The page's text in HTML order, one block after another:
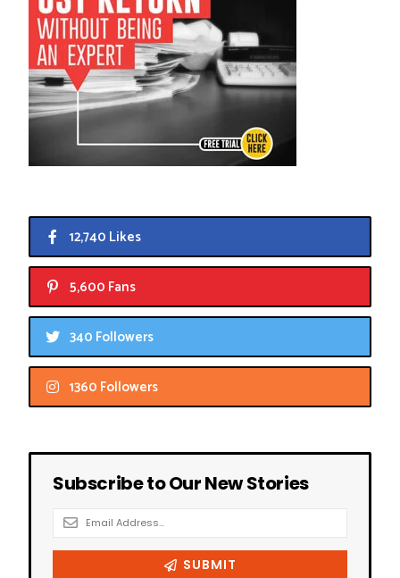
12,740 Likes
5,600 Fans
340 Followers
1360 Followers